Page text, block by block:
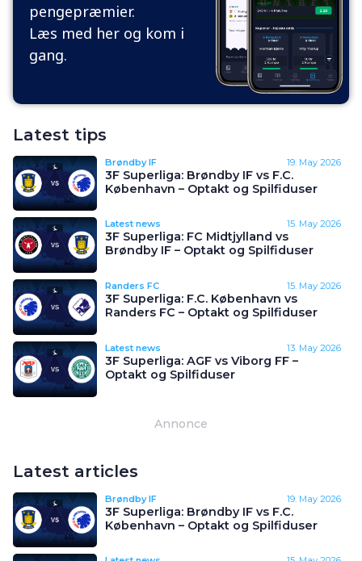
pengepræmier.
Læs med her og kom i
gang.
Latest tips
Brøndby IF 19. May 2026
3F Superliga: Brøndby IF vs F.C.
København – Optakt og Spilfiduser
Latest news 15. May 2026
3F Superliga: FC Midtjylland vs
Brøndby IF – Optakt og Spilfiduser
Randers FC 15. May 2026
3F Superliga: F.C. København vs
Randers FC – Optakt og Spilfiduser
Latest news 13. May 2026
3F Superliga: AGF vs Viborg FF –
Optakt og Spilfiduser
Annonce
Latest articles
Brøndby IF 19. May 2026
3F Superliga: Brøndby IF vs F.C.
København – Optakt og Spilfiduser